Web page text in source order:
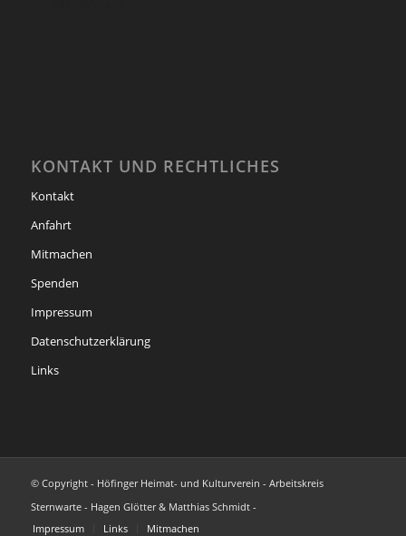
KONTAKT UND RECHTLICHES
Kontakt
Anfahrt
Mitmachen
Spenden
Impressum
Datenschutzerklärung
Links
© Copyright - Höfinger Heimat- und Kulturverein - Arbeitskreis
Sternwarte - Hagen Glötter & Matthias Schmidt -
Impressum
Links Mitmachen